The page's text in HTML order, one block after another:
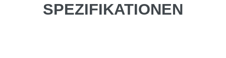
SPEZIFIKATIONEN